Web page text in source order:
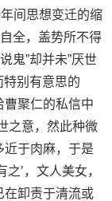
间思想变迁的缩
全，盖势所不得
鬼”却并未”厌世
特别有意思的
曹聚仁的私信中
之意，然此种微
近于肉麻，于是
’，文人美女，
在卸责于清流或